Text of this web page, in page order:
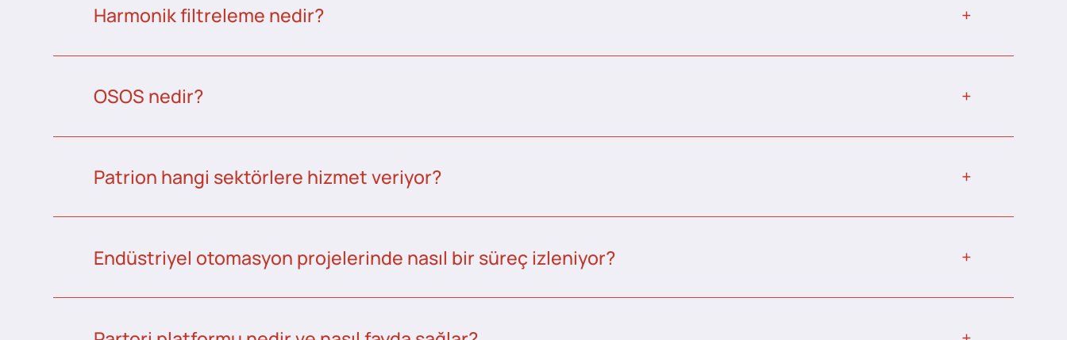
Harmonik filtreleme nedir?
OSOS nedir?
Patrion hangi sektörlere hizmet veriyor?
Endüstriyel otomasyon projelerinde nasıl bir süreç izleniyor?